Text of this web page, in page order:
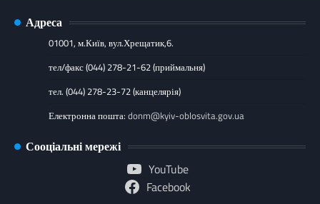
Адреса
01001, м.Київ, вул.Хрещатик,6.
тел/факс (044) 278-21-62 (приймальня)
тел. (044) 278-23-72 (канцелярія)
Електронна пошта: donm@kyiv-oblosvita.gov.ua
Сооціальні мережі
YouTube
Facebook